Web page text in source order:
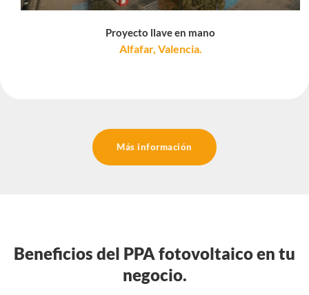
Proyecto llave en mano
Alfafar, Valencia.
Más información
Beneficios del PPA fotovoltaico en tu
negocio.